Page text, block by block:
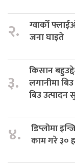
२.
ग्वार्को
जना घाइते
३.
किसान
लगानीमा
बिउ उत्पादन
४.
डिप्लोमा
काम गरे ३०